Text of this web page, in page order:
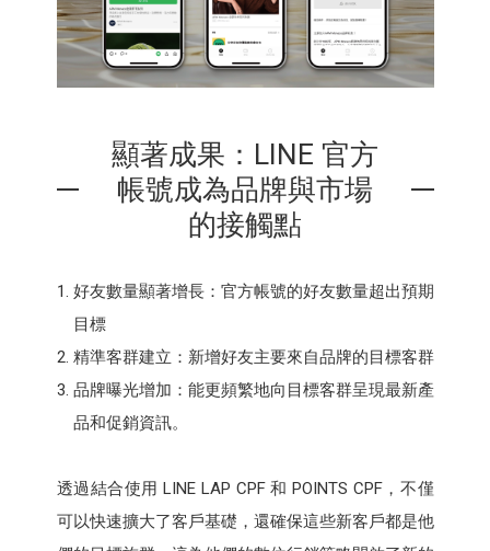
顯著成果：LINE 官方
帳號成為品牌與市場
的接觸點
好友數量顯著增長：官方帳號的好友數量超出預期
目標
精準客群建立：新增好友主要來自品牌的目標客群
品牌曝光增加：能更頻繁地向目標客群呈現最新產
品和促銷資訊。
透過結合使用 LINE LAP CPF 和 POINTS CPF，不僅
可以快速擴大了客戶基礎，還確保這些新客戶都是他